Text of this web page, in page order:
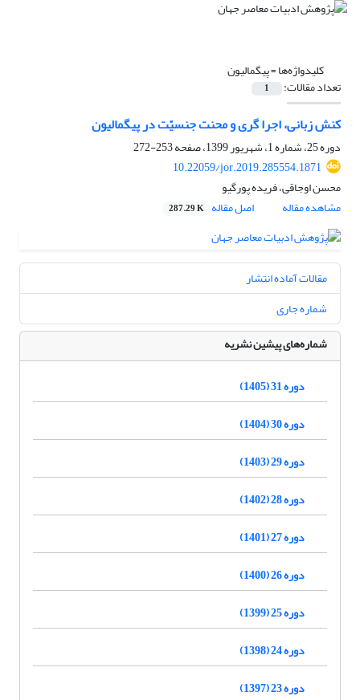
کلیدواژه‌ها =پیگمالیون
تعداد مقالات: 1
کنش زبانی، اجرا گری و محنت جنسیّت در پیگمالیون
دوره 25، شماره 1، شهریور 1399، صفحه
253-272
10.22059/jor.2019.285554.1871
محسن اوجاقی، فریده پورگیو
مشاهده مقاله
اصل مقاله 287.29 K
مقالات آماده انتشار
شماره جاری
شماره‌های پیشین نشریه
دوره 31 (1405)
دوره 30 (1404)
دوره 29 (1403)
دوره 28 (1402)
دوره 27 (1401)
دوره 26 (1400)
دوره 25 (1399)
دوره 24 (1398)
دوره 23 (1397)